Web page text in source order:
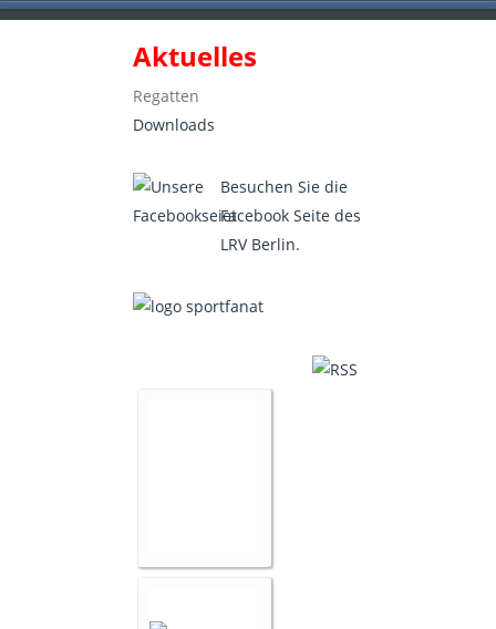
Landesruderverband Berlin e.V.
Aktuelles
Regatten
Downloads
Besuchen Sie die
Facebook Seite des
LRV Berlin.